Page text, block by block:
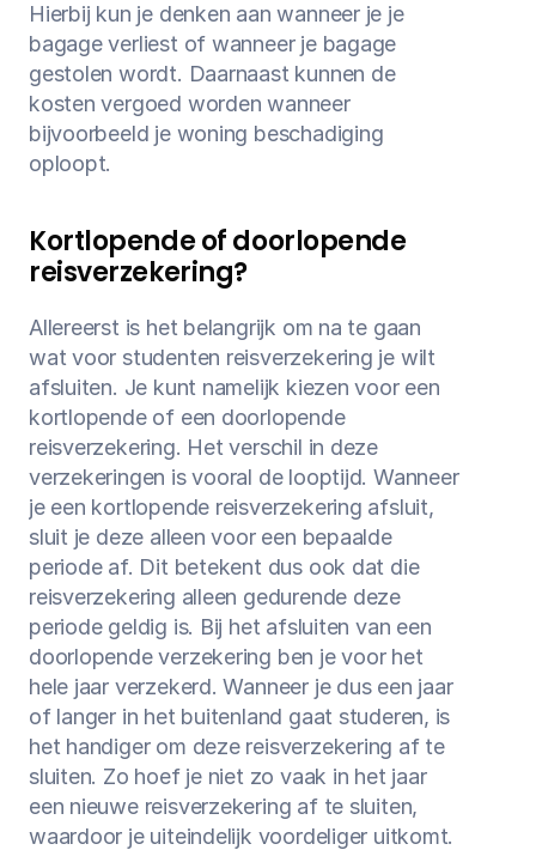
Hierbij kun je denken aan wanneer je je
bagage verliest of wanneer je bagage
gestolen wordt. Daarnaast kunnen de
kosten vergoed worden wanneer
bijvoorbeeld je woning beschadiging
oploopt.
Kortlopende of doorlopende
reisverzekering?
Allereerst is het belangrijk om na te gaan
wat voor studenten reisverzekering je wilt
afsluiten. Je kunt namelijk kiezen voor een
kortlopende of een doorlopende
reisverzekering. Het verschil in deze
verzekeringen is vooral de looptijd. Wanneer
je een kortlopende reisverzekering afsluit,
sluit je deze alleen voor een bepaalde
periode af. Dit betekent dus ook dat die
reisverzekering alleen gedurende deze
periode geldig is. Bij het afsluiten van een
doorlopende verzekering ben je voor het
hele jaar verzekerd. Wanneer je dus een jaar
of langer in het buitenland gaat studeren, is
het handiger om deze reisverzekering af te
sluiten. Zo hoef je niet zo vaak in het jaar
een nieuwe reisverzekering af te sluiten,
waardoor je uiteindelijk voordeliger uitkomt.